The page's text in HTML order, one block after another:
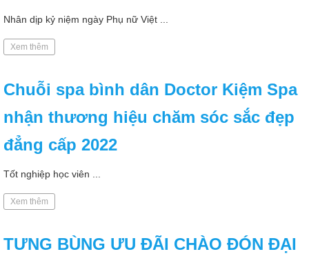
Nhân dịp kỷ niệm ngày Phụ nữ Việt ...
Xem thêm
Chuỗi spa bình dân Doctor Kiệm Spa
nhận thương hiệu chăm sóc sắc đẹp
đẳng cấp 2022
Tốt nghiệp học viên ...
Xem thêm
TƯNG BÙNG ƯU ĐÃI CHÀO ĐÓN ĐẠI